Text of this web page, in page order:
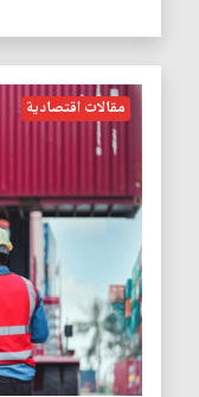
مقالات اقتصادية